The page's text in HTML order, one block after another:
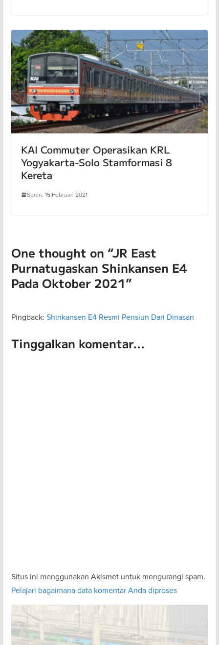
KAI Commuter Operasikan KRL
Yogyakarta-Solo Stamformasi 8
Kereta
Senin, 15 Februari 2021
One thought on “JR East
Purnatugaskan Shinkansen E4
Pada Oktober 2021”
Pingback: Shinkansen E4 Resmi Pensiun Dari Dinasan
Tinggalkan komentar...
Situs ini menggunakan Akismet untuk mengurangi spam.
Pelajari bagaimana data komentar Anda diproses